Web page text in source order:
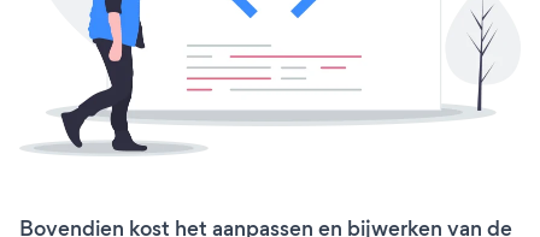
Bovendien kost het aanpassen en bijwerken van de